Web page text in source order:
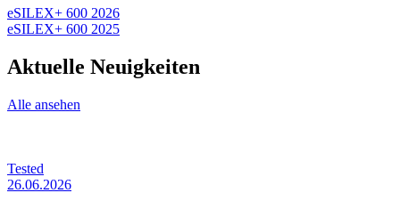
eSILEX+ 600 2026
eSILEX+ 600 2025
Aktuelle Neuigkeiten
Alle ansehen
Tested
26.06.2026